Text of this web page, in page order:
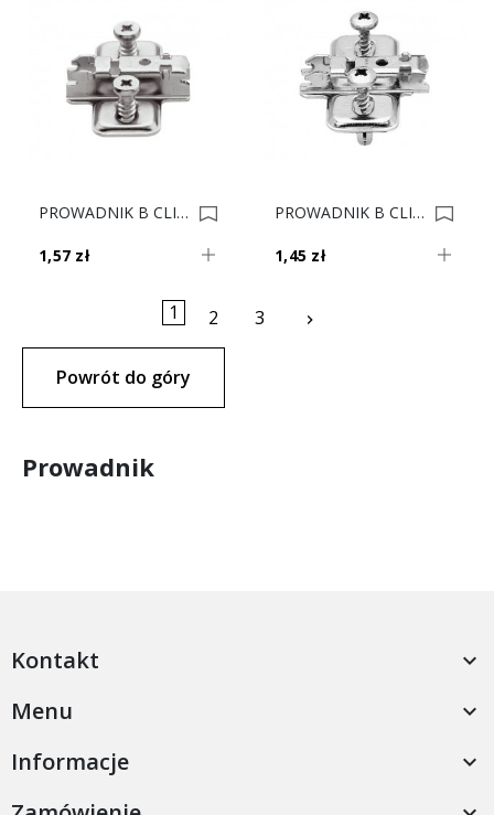
PROWADNIK B CLIP 173L8130 H-3 EURO V500 0005437
1,57 zł
PROWADNIK B CLIP 174E6100 EXPANDO DN 0005090
1,45 zł
1 2 3 keyboard_arrow_right
Powrót do góry
Prowadnik
Kontakt 
Menu 
Informacje 